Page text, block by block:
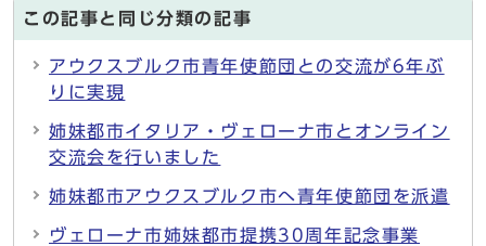
この記事と同じ分類の記事
アウクスブルク市青年使節団との交流が6年ぶ
りに実現
姉妹都市イタリア・ヴェローナ市とオンライン
交流会を行いました
姉妹都市アウクスブルク市へ青年使節団を派遣
ヴェローナ市姉妹都市提携30周年記念事業